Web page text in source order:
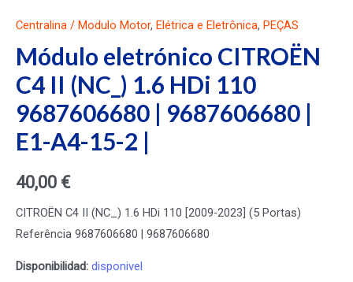
Centralina / Modulo Motor, Elétrica e Eletrônica, PEÇAS
Módulo eletrónico CITROËN
C4 II (NC_) 1.6 HDi 110
9687606680 | 9687606680 |
E1-A4-15-2 |
40,00 €
CITROËN C4 II (NC_) 1.6 HDi 110 [2009-2023] (5 Portas)
Referência 9687606680 | 9687606680
Disponibilidad: disponivel